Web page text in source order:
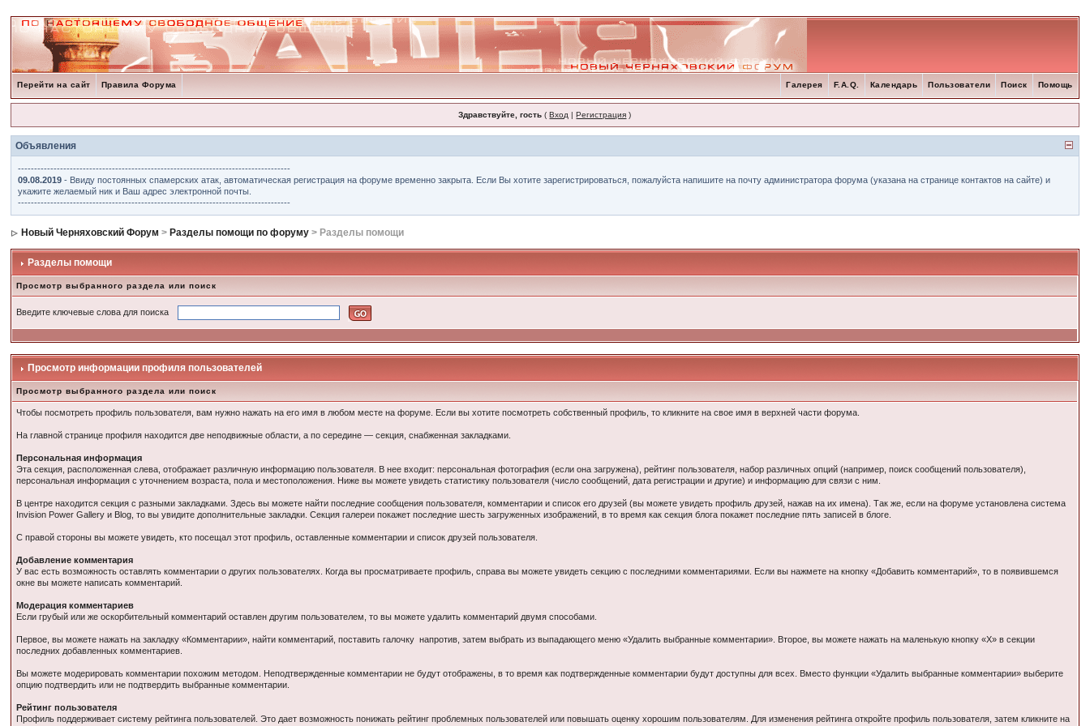
Перейти на сайт Правила Форума Помощь
Поиск
Пользователи
Календарь
F.A.Q.
Галерея
Здравствуйте, гость (Вход |Регистрация )
Объявления
------------------------------------------------------------------------------------
09.08.2019 - Ввиду постоянных спамерских атак, автоматическая регистрация на форуме временно закрыта. Если Вы хотите зарегистрироваться, пожалуйста напишите на почту администратора форума (указана на странице контактов на сайте) и
укажите желаемый ник и Ваш адрес электронной почты.
------------------------------------------------------------------------------------
Новый Черняховский Форум > Разделы помощи по форуму > Разделы помощи
Разделы помощи
Просмотр выбранного раздела или поиск
Введите ключевые слова для поиска
Просмотр информации профиля пользователей
Просмотр выбранного раздела или поиск
Чтобы посмотреть профиль пользователя, вам нужно нажать на его имя в любом месте на форуме. Если вы хотите посмотреть собственный профиль, то кликните на свое имя в верхней части форума.
На главной странице профиля находится две неподвижные области, а по середине — секция, снабженная закладками.
Персональная информация
Эта секция, расположенная слева, отображает различную информацию пользователя. В нее входит: персональная фотография (если она загружена), рейтинг пользователя, набор различных опций (например, поиск сообщений пользователя),
персональная информация с уточнением возраста, пола и местоположения. Ниже вы можете увидеть статистику пользователя (число сообщений, дата регистрации и другие) и информацию для связи с ним.
В центре находится секция с разными закладками. Здесь вы можете найти последние сообщения пользователя, комментарии и список его друзей (вы можете увидеть профиль друзей, нажав на их имена). Так же, если на форуме установлена система
Invision Power Gallery и Blog, то вы увидите дополнительные закладки. Секция галереи покажет последние шесть загруженных изображений, в то время как секция блога покажет последние пять записей в блоге.
С правой стороны вы можете увидеть, кто посещал этот профиль, оставленные комментарии и список друзей пользователя.
Добавление комментария
У вас есть возможность оставлять комментарии о других пользователях. Когда вы просматриваете профиль, справа вы можете увидеть секцию с последними комментариями. Если вы нажмете на кнопку «Добавить комментарий», то в появившемся
окне вы можете написать комментарий.
Модерация комментариев
Если грубый или же оскорбительный комментарий оставлен другим пользователем, то вы можете удалить комментарий двумя способами.
Первое, вы можете нажать на закладку «Комментарии», найти комментарий, поставить галочку напротив, затем выбрать из выпадающего меню «Удалить выбранные комментарии». Второе, вы можете нажать на маленькую кнопку «Х» в секции
последних добавленных комментариев.
Вы можете модерировать комментарии похожим методом. Неподтвержденные комментарии не будут отображены, в то время как подтвержденные комментарии будут доступны для всех. Вместо функции «Удалить выбранные комментарии» выберите
опцию подтвердить или не подтвердить выбранные комментарии.
Рейтинг пользователя
Профиль поддерживает систему рейтинга пользователей. Это дает возможность понижать рейтинг проблемных пользователей или повышать оценку хорошим пользователям. Для изменения рейтинга откройте профиль пользователя, затем кликните на